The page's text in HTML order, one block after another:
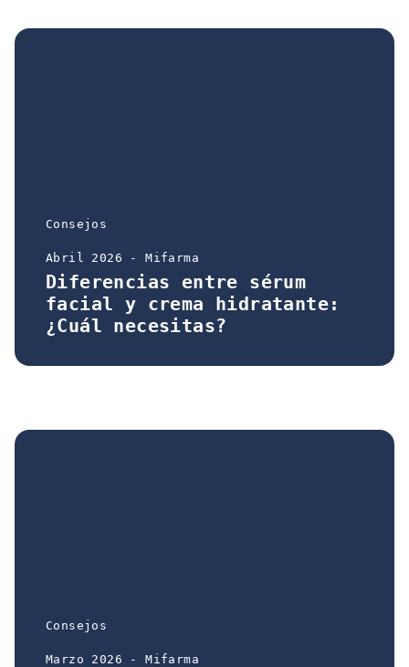
Consejos
Abril 2026 - Mifarma
Diferencias entre sérum
facial y crema hidratante:
¿Cuál necesitas?
Consejos
Marzo 2026 - Mifarma